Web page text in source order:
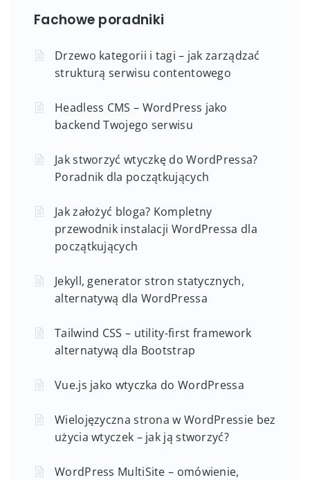
Fachowe poradniki
Drzewo kategorii i tagi – jak zarządzać
strukturą serwisu contentowego
Headless CMS – WordPress jako
backend Twojego serwisu
Jak stworzyć wtyczkę do WordPressa?
Poradnik dla początkujących
Jak założyć bloga? Kompletny
przewodnik instalacji WordPressa dla
początkujących
Jekyll, generator stron statycznych,
alternatywą dla WordPressa
Tailwind CSS – utility-first framework
alternatywą dla Bootstrap
Vue.js jako wtyczka do WordPressa
Wielojęzyczna strona w WordPressie bez
użycia wtyczek – jak ją stworzyć?
WordPress MultiSite – omówienie,